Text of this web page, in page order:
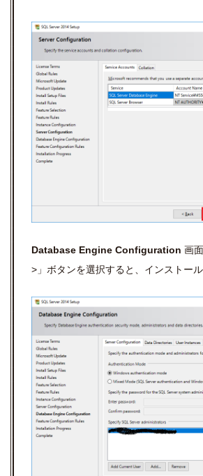
Database Engine Configuration 画
>」ボタンを選択すると、インストール